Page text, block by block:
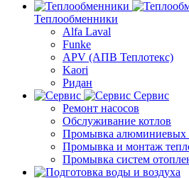
Теплообменники
Alfa Laval
Funke
APV (АПВ Теплотекс)
Kaori
Ридан
Сервис
Ремонт насосов
Обслуживание котлов
Промывка алюминиевых
Промывка и монтаж
Промывка систем